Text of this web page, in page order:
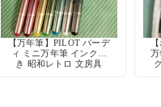
【万年筆】PILOT バーデ
ィ ミニ万年筆 インク付
き 昭和レトロ 文房具
万